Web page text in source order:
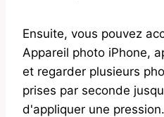
Ensuite, vous pouvez
Appareil photo iPhone,
et regarder plusieurs
prises par seconde
d'appliquer une